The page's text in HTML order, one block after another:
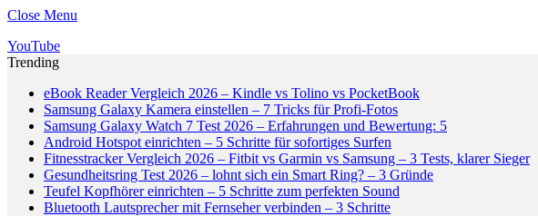
Close Menu
YouTube
Trending
eBook Reader Vergleich 2026 – Kindle vs Tolino vs PocketBook
Samsung Galaxy Kamera einstellen – 7 Tricks für Profi-Fotos
Samsung Galaxy Watch 7 Test 2026 – Erfahrungen und Bewertung: 5
Android Hotspot einrichten – 5 Schritte für sofortiges Surfen
Fitnesstracker Vergleich 2026 – Fitbit vs Garmin vs Samsung – 3 Tests, klarer Sieger
Gesundheitsring Test 2026 – lohnt sich ein Smart Ring? – 3 Gründe
Teufel Kopfhörer einrichten – 5 Schritte zum perfekten Sound
Bluetooth Lautsprecher mit Fernseher verbinden – 3 Schritte